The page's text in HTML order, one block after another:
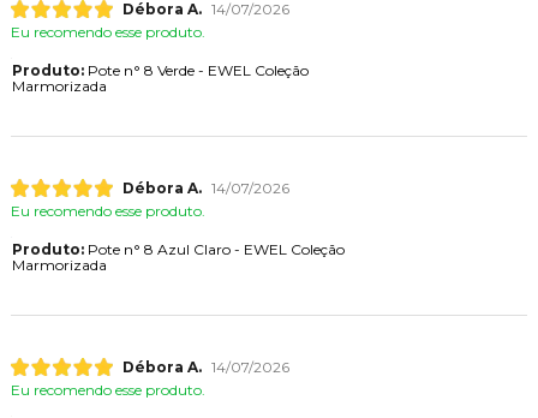
Débora A. 14/07/2026
Eu recomendo esse produto.
Produto:Pote n° 8 Verde - EWEL Coleção
Marmorizada
Débora A. 14/07/2026
Eu recomendo esse produto.
Produto:Pote n° 8 Azul Claro - EWEL Coleção
Marmorizada
Débora A. 14/07/2026
Eu recomendo esse produto.